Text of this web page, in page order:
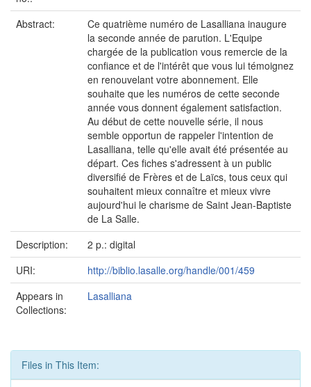
Abstract:
Ce quatrième numéro de Lasalliana inaugure
la seconde année de parution. L'Equipe
chargée de la publication vous remercie de la
confiance et de l'intérêt que vous lui témoignez
en renouvelant votre abonnement. Elle
souhaite que les numéros de cette seconde
année vous donnent également satisfaction.
Au début de cette nouvelle série, il nous
semble opportun de rappeler l'intention de
Lasalliana, telle qu'elle avait été présentée au
départ. Ces fiches s'adressent à un public
diversifié de Frères et de Laïcs, tous ceux qui
souhaitent mieux connaître et mieux vivre
aujourd'hui le charisme de Saint Jean-Baptiste
de La Salle.
Description:
2 p.: digital
URI:
http://biblio.lasalle.org/handle/001/459
Appears in
Collections:
Lasalliana
Files in This Item: